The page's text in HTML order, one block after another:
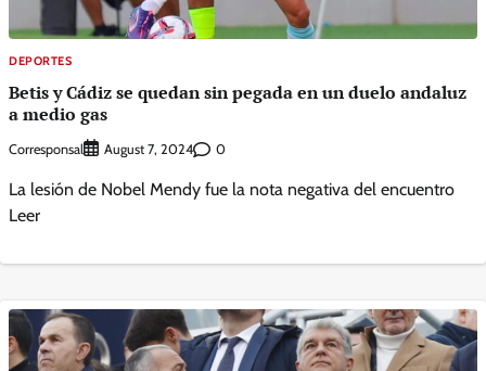
DEPORTES
Betis y Cádiz se quedan sin pegada en un duelo andaluz
a medio gas
Corresponsal August 7, 2024 0
La lesión de Nobel Mendy fue la nota negativa del encuentro
Leer